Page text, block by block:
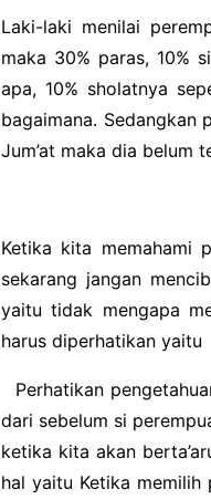
Laki-laki menilai
maka 30% paras, 10%
apa, 10% sholatnya
bagaimana. Sedangkan
Jum’at maka dia belum
Ketika kita memahami
sekarang jangan
yaitu tidak mengapa
harus diperhatikan yaitu
Perhatikan
dari sebelum si
ketika kita akan
hal yaitu Ketika